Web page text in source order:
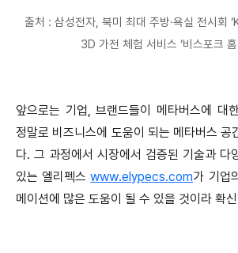
출처 : 삼성전자, 북미 최대 주방·욕실 전시회
3D 가전 체험 서비스 ‘비스포크 홈
앞으로는 기업, 브랜드들이 메타버스에 대
정말로 비즈니스에 도움이 되는 메타버스 공
다. 그 과정에서 시장에서 검증된 기술과 다
있는 엘리펙스www.elypecs.com가 기업
메이션에 많은 도움이 될 수 있을 것이라 확